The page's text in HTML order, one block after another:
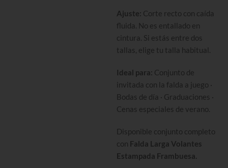
Ajuste: Corte recto con caída
fluida. No es entallado en
cintura. Si estás entre dos
tallas, elige tu talla habitual.
Ideal para: Conjunto de
invitada con la falda a juego ·
Bodas de día · Graduaciones ·
Cenas especiales de verano.
Disponible conjunto completo
con Falda Larga Volantes
Estampada Frambuesa.